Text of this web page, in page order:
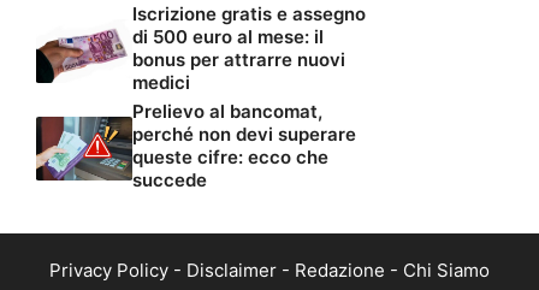
Iscrizione gratis e assegno
di 500 euro al mese: il
bonus per attrarre nuovi
medici
Prelievo al bancomat,
perché non devi superare
queste cifre: ecco che
succede
Privacy Policy - Disclaimer - Redazione - Chi Siamo